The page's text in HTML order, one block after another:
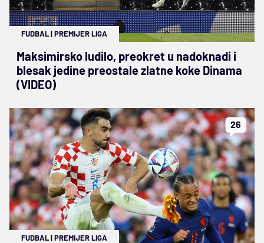
FUDBAL|PREMIJER LIGA
Maksimirsko ludilo, preokret u nadoknadi i
blesak jedine preostale zlatne koke Dinama
(VIDEO)
26
FUDBAL|PREMIJER LIGA